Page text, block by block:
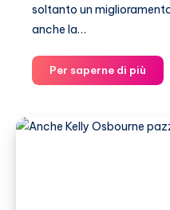
soltanto un
anche la…
Per saperne di più
i